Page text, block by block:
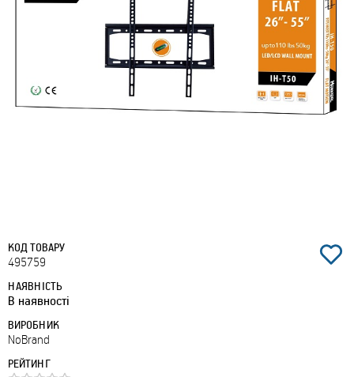
КОД ТОВАРУ
495759
НАЯВНІСТЬ
В наявності
ВИРОБНИК
NoBrand
РЕЙТИНГ